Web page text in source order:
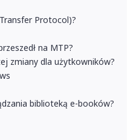
Protocol)?
na MTP?
zmiany dla użytkowników?
biblioteką e-booków?